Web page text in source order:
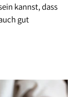
kannst, dass
gut